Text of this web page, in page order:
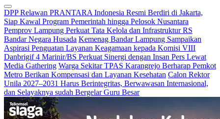
DPP Relawan PRANTARA Indonesia Resmi Berdiri di Jakarta,
Siap Kawal Program Pemerintah hingga Pelosok Nusantara
Pemprov Lampung Perkuat Tata Kelola dan Infrastruktur RS
Bandar Negara Husada Kemenag Bandar Lampung Sampaikan
Aspirasi Penguatan Layanan Keagamaan kepada Komisi VIII
Danbrigif 4 Marinir/BS Perkuat Sinergi dengan Insan Pers Lewat
Media Gathering Warga Sekitar TPAS Karangrejo Berharap Pemkot
Metro Berikan Kompensasi dan Layanan Kesehatan Calon Rektor
Unila 2027–2031 Harus Berintegritas, Berwawasan Internasional,
dan Selayaknya sudah Bergelar Guru Besar